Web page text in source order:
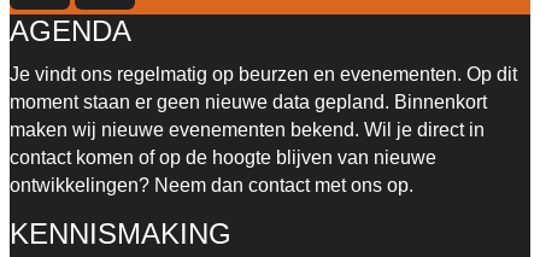
AGENDA
Je vindt ons regelmatig op beurzen en evenementen. Op dit
moment staan er geen nieuwe data gepland. Binnenkort
maken wij nieuwe evenementen bekend. Wil je direct in
contact komen of op de hoogte blijven van nieuwe
ontwikkelingen? Neem dan contact met ons op.
KENNISMAKING